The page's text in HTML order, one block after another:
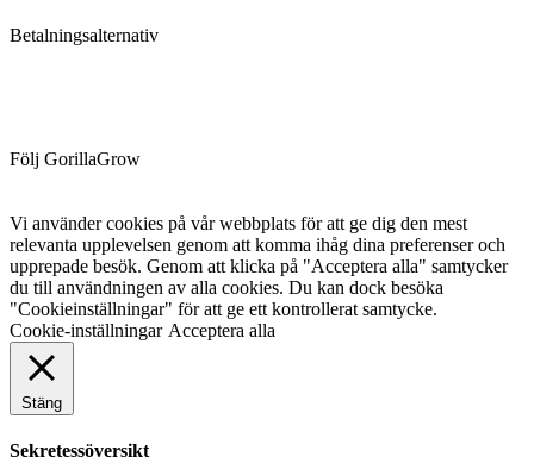
Betalningsalternativ
Följ GorillaGrow
Vi använder cookies på vår webbplats för att ge dig den mest
relevanta upplevelsen genom att komma ihåg dina preferenser och
upprepade besök. Genom att klicka på "Acceptera alla" samtycker
du till användningen av alla cookies. Du kan dock besöka
"Cookieinställningar" för att ge ett kontrollerat samtycke.
Cookie-inställningar Acceptera alla
Stäng
Sekretessöversikt